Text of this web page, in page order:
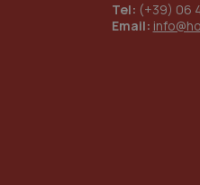
Tel: (+39) 06
Email:
__Secure-YNID